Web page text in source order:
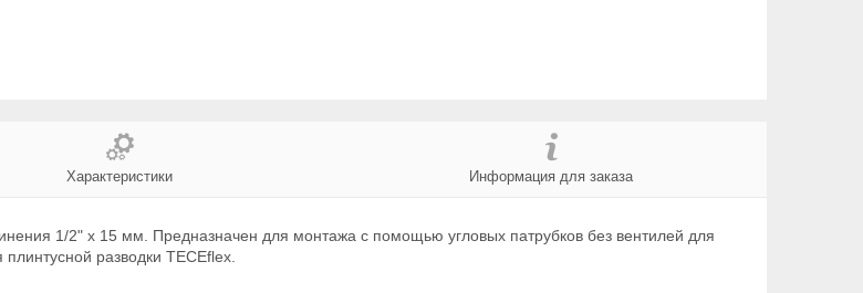
Характеристики Информация для заказа
1/2" x 15 мм. Предназначен для монтажа с помощью угловых патрубков без вентилей для
разводки TECEflex.